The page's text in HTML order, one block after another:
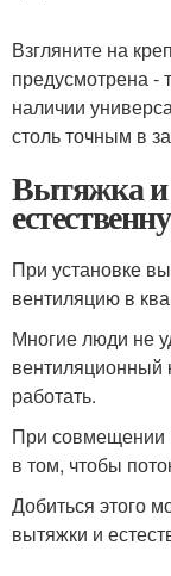
Взгляните на
предусмотрена -
наличии
столь точным в
Вытяжка и
При установке
вентиляцию в
Многие люди не
вентиляционный
работать.
При совмещении
в том, чтобы
Добиться этого
вытяжки и